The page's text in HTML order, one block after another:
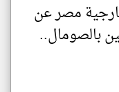
مصر عن
بالصومال..